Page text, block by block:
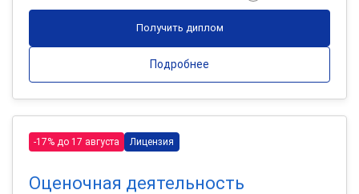
Получить диплом
Подробнее
-17% до 17 августа Лицензия
Оценочная деятельность